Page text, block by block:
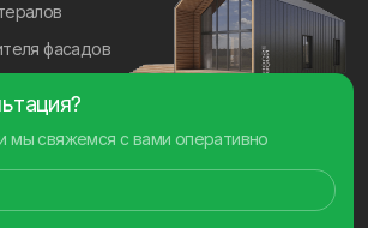
фасадов
мы свяжемся с вами оперативно